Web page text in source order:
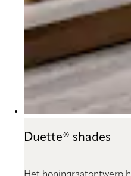
Duette® shades